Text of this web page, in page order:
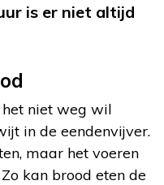
is er niet altijd
niet weg wil
in de eendenvijver.
maar het voeren
kan brood eten de